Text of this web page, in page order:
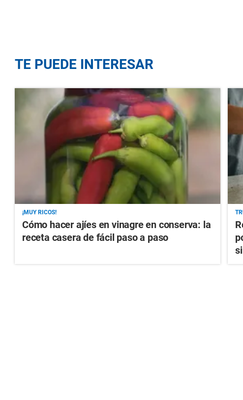
TE PUEDE INTERESAR
¡MUY RICOS!
Cómo hacer ajíes en vinagre en conserva: la
receta casera de fácil paso a paso